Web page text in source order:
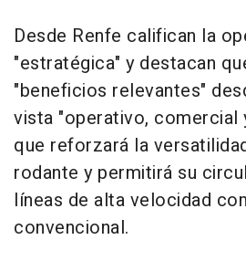
Desde Renfe califican la
"estratégica" y destacan
"beneficios relevantes"
vista "operativo, comercial
que reforzará la
rodante y permitirá su
líneas de alta velocidad
convencional.